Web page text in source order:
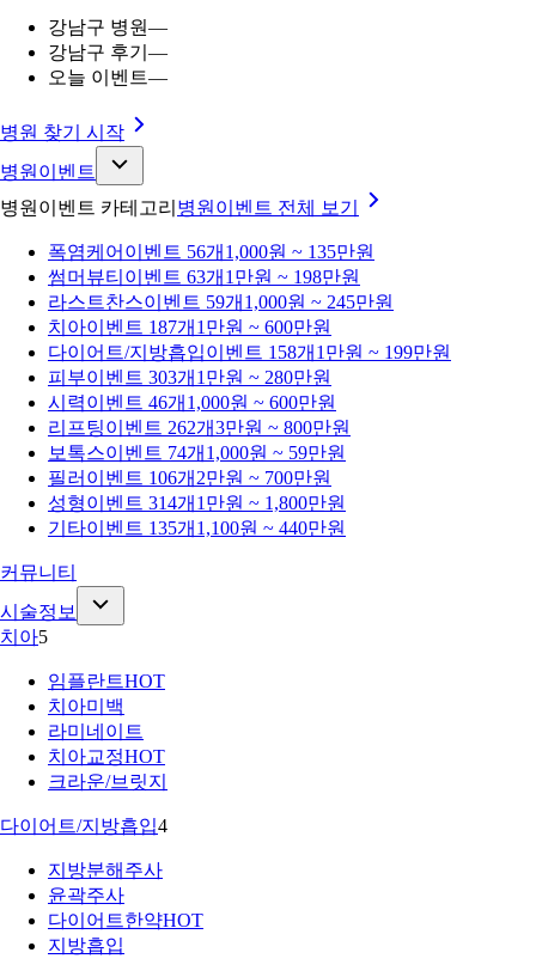
강남구 병원—
강남구 후기 —
오늘 이벤트—
병원 찾기 시작
병원이벤트
병원이벤트 카테고리 병원이벤트 전체 보기
폭염케어 이벤트 56개 1,000원 ~ 135만원
썸머뷰티 이벤트 63개 1만원 ~ 198만원
라스트찬스이벤트 59개 1,000원 ~ 245만원
치아이벤트 187개 1만원 ~ 600만원
다이어트/지방흡입이벤트 158개 1만원 ~ 199만원
피부이벤트 303개 1만원 ~ 280만원
시력이벤트 46개 1,000원 ~ 600만원
리프팅이벤트 262개3만원 ~ 800만원
보톡스이벤트 74개 1,000원 ~ 59만원
필러 이벤트 106개 2만원 ~ 700만원
성형이벤트 314개 1만원 ~ 1,800만원
기타이벤트 135개 1,100원 ~ 440만원
커뮤니티
시술정보
치아5
임플란트HOT
치아미백
라미네이트
치아교정HOT
크라운/브릿지
다이어트/지방흡입4
지방분해주사
윤곽주사
다이어트한약HOT
지방흡입